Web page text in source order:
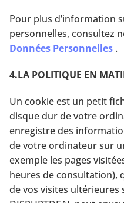
Pour plus d’information
personnelles, consultez
Données Personnelles .
4.LA POLITIQUE EN
Un cookie est un petit
disque dur de votre
enregistre des
de votre ordinateur sur
exemple les pages
heures de consultation),
de vos visites ultérieures